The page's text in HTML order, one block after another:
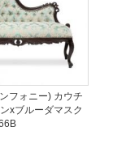
フォニー) カウチ
xブルーダマスク